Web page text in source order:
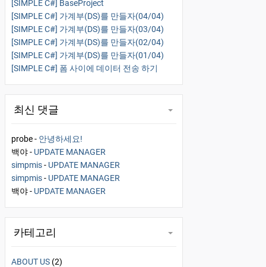
[SIMPLE C#] BaseProject
[SIMPLE C#] 가계부(DS)를 만들자(04/04)
[SIMPLE C#] 가계부(DS)를 만들자(03/04)
[SIMPLE C#] 가계부(DS)를 만들자(02/04)
[SIMPLE C#] 가계부(DS)를 만들자(01/04)
[SIMPLE C#] 폼 사이에 데이터 전송 하기
최신 댓글
probe- 안녕하세요!
백야- UPDATE MANAGER
simpmis- UPDATE MANAGER
simpmis- UPDATE MANAGER
백야- UPDATE MANAGER
카테고리
ABOUT US (2)